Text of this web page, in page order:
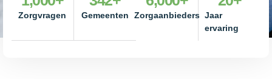
Zorgvragen Gemeenten Zorgaanbieders Jaar
ervaring